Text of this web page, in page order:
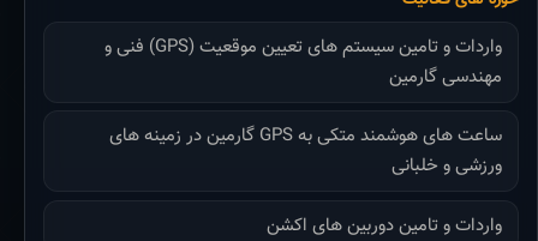
واردات و تامین سیستم های تعیین موقعیت (GPS) فنی و
مهندسی گارمین
ساعت های هوشمند متکی به GPS گارمین در زمینه های
ورزشی و خلبانی
واردات و تامین دوربین های اکشن